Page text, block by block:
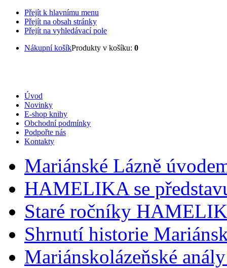
Přejít k hlavnímu menu
Přejít na obsah stránky
Přejít na vyhledávací pole
Nákupní košíkProdukty v košíku: 0
Úvod
Novinky
E-shop knihy
Obchodní podmínky
Podpořte nás
Kontakty
Mariánské Lázně
HAMELIKA se
Staré ročníky HAMELIK
Shrnutí historie
Mariánskolázeňské